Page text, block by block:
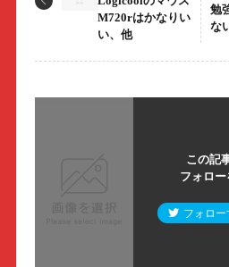
M720rはかなりい
い、他
勉
な
この記
フォロー
フォロー